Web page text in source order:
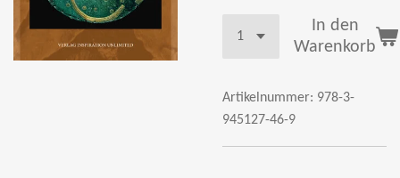
In den
Warenkorb
Artikelnummer: 978-3-
945127-46-9